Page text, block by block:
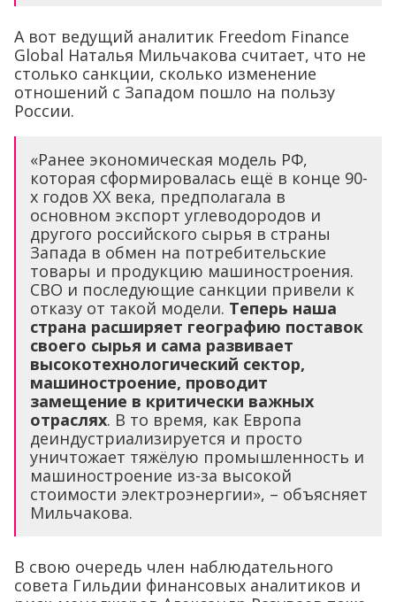
А вот ведущий аналитик Freedom Finance
Global Наталья Мильчакова считает, что не
столько санкции, сколько изменение
отношений с Западом пошло на пользу
России.
«Ранее экономическая модель РФ,
которая сформировалась ещё в конце 90-
х годов XX века, предполагала в
основном экспорт углеводородов и
другого российского сырья в страны
Запада в обмен на потребительские
товары и продукцию машиностроения.
СВО и последующие санкции привели к
отказу от такой модели. Теперь наша
страна расширяет географию поставок
своего сырья и сама развивает
высокотехнологический сектор,
машиностроение, проводит
замещение в критически важных
отраслях. В то время, как Европа
деиндустриализируется и просто
уничтожает тяжёлую промышленность и
машиностроение из-за высокой
стоимости электроэнергии», – объясняет
Мильчакова.
В свою очередь член наблюдательного
совета Гильдии финансовых аналитиков и